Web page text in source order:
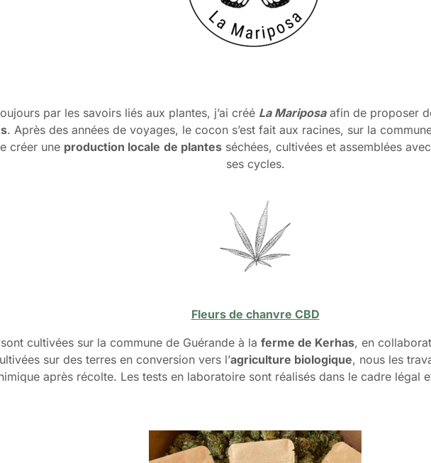
par les savoirs liés aux plantes, j’ai créé La Mariposaafin de proposer
. Après des années de voyages, le cocon s’est fait aux racines, sur la
créer une production locale de plantesséchées, cultivées et assemblées
ses cycles.
Fleurs de chanvre CBD
sont cultivées sur la commune de Guérande à la ferme de Kerhas, en
sur des terres en conversion vers l’agriculture biologique, nous les
après récolte. Les tests en laboratoire sont réalisés dans le cadre légal